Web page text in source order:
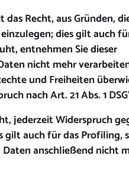
Recht, aus Gründen,
dies gilt auch
entnehmen Sie dieser
nicht mehr
und Freiheiten
nach Art. 21 Abs. 1
jederzeit Widerspruch
auch für das Profiling,
anschließend nicht